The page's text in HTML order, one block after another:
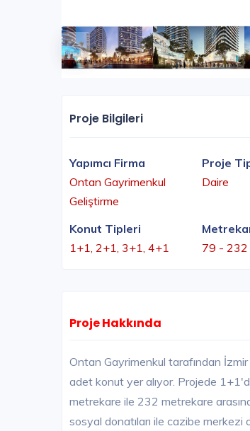
Proje Bilgileri
Yapımcı Firma
Ontan Gayrimenkul
Geliştirme
Proje
Daire
Konut Tipleri
1+1, 2+1, 3+1, 4+1
79 - 232
Proje Hakkında
Ontan Gayrimenkul tarafından
adet konut yer alıyor. Projede
metrekare ile 232 metrekare
sosyal donatıları ile cazibe merkezi